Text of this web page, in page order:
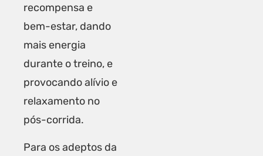
recompensa e
bem-estar, dando
mais energia
durante o treino, e
provocando alívio e
relaxamento no
pós-corrida.
Para os adeptos da